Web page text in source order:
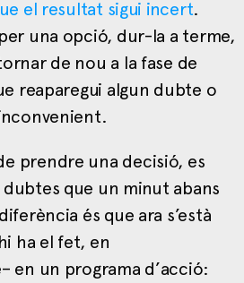
el resultat sigui incert.
una opció, dur-la a terme,
de nou a la fase de
reaparegui algun dubte o
prendre una decisió, es
que un minut abans
és que ara s’està
ha el fet, en
en un programa d’acció: